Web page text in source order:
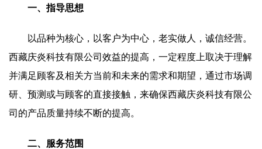
一、指导思想
以品种为核心，以客户为中心，老实做人，诚信经营。
西藏庆炎科技有限公司效益的提高，一定程度上取决于理解
并满足顾客及相关方当前和未来的需求和期望，通过市场调
研、预测或与顾客的直接接触，来确保西藏庆炎科技有限公
司的产品质量持续不断的提高。
二、服务范围